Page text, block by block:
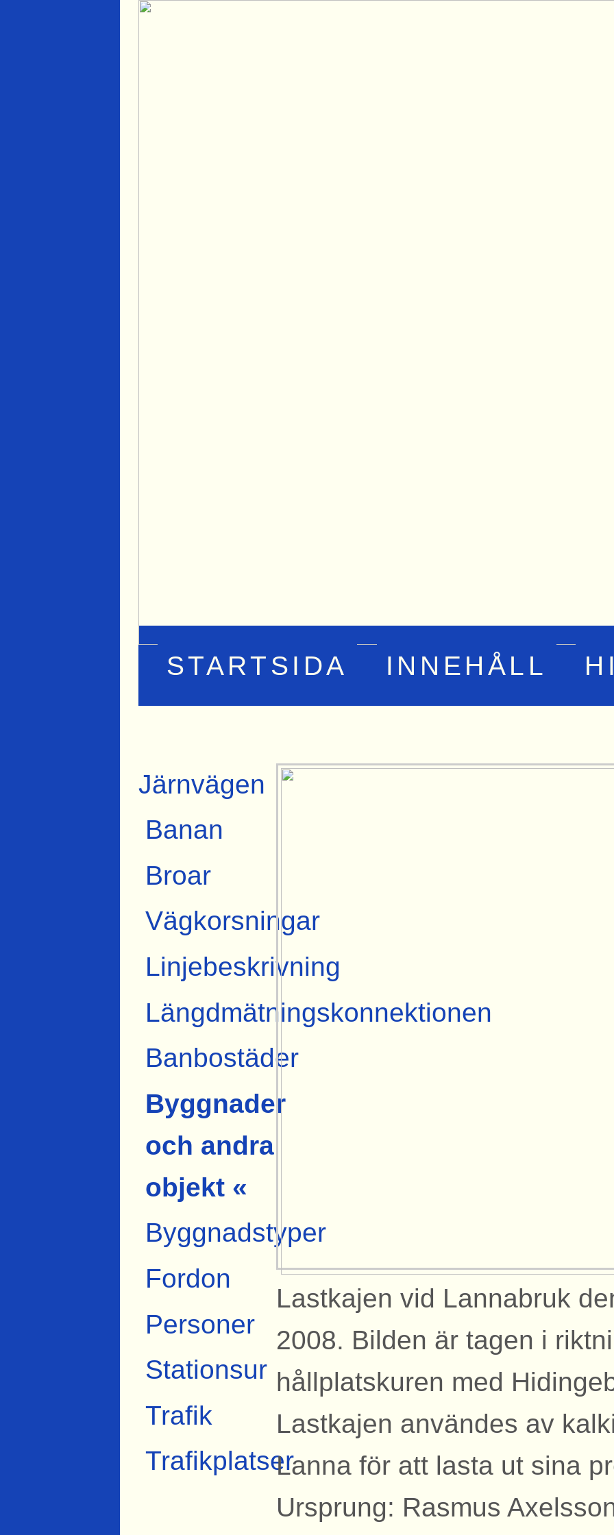
STARTSIDA INNEHÅLL
Järnvägen
Banan
Broar
Vägkorsningar
Linjebeskrivning
Längdmätningskonnektionen
Banbostäder
Byggnader
och andra
objekt «
Byggnadstyper
Fordon
Personer
Stationsur
Trafik
Trafikplatser
Lastkajen vid Lannabruk
2008. Bilden är tagen i
hållplatskuren med
Lastkajen användes av
Lanna för att lasta ut sina
Ursprung: Rasmus